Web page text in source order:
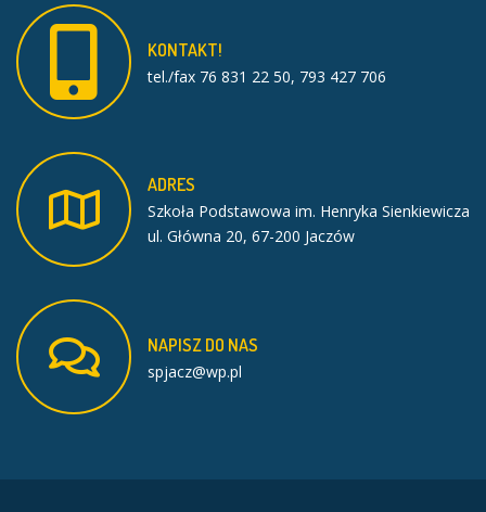
KONTAKT!
tel./fax 76 831 22 50, 793 427 706
ADRES
Szkoła Podstawowa im. Henryka Sienkiewicza
ul. Główna 20, 67-200 Jaczów
NAPISZDO NAS
spjacz@wp.pl